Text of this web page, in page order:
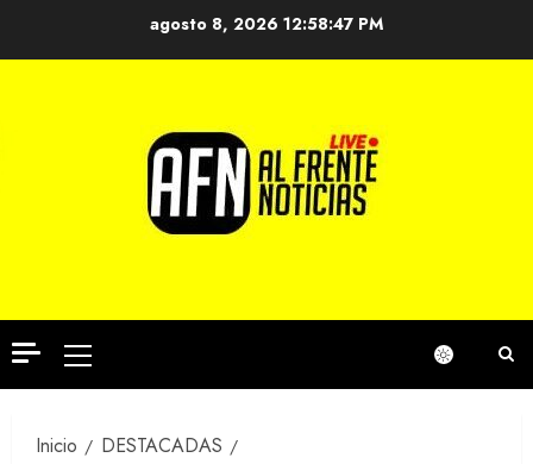
agosto 8, 2026 12:58:48 PM
Menú
principal
Inicio
DESTACADAS